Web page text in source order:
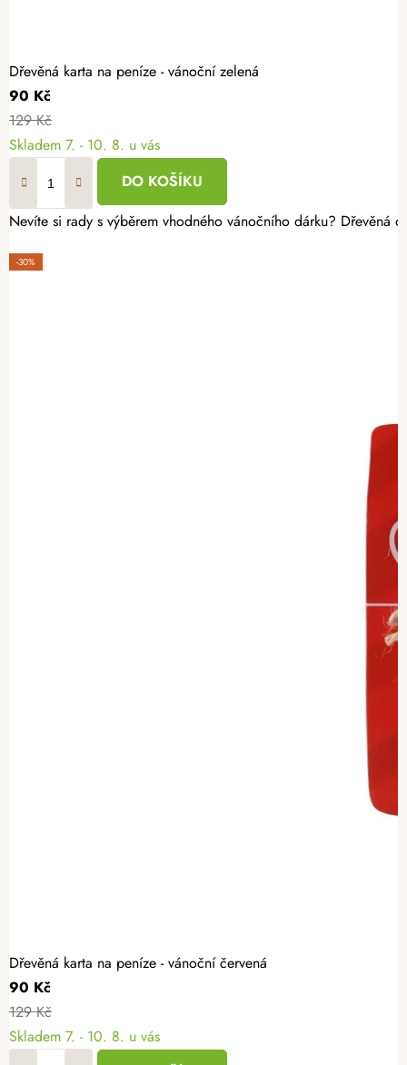
Dřevěná karta na peníze - vánoční zelená
90 Kč
129 Kč
Skladem 7. - 10. 8. u vás
DO KOŠÍKU
Nevíte si rady s výběrem vhodného vánočního dárku? Dřevěná
-30%
Dřevěná karta na peníze - vánoční červená
90 Kč
129 Kč
Skladem 7. - 10. 8. u vás